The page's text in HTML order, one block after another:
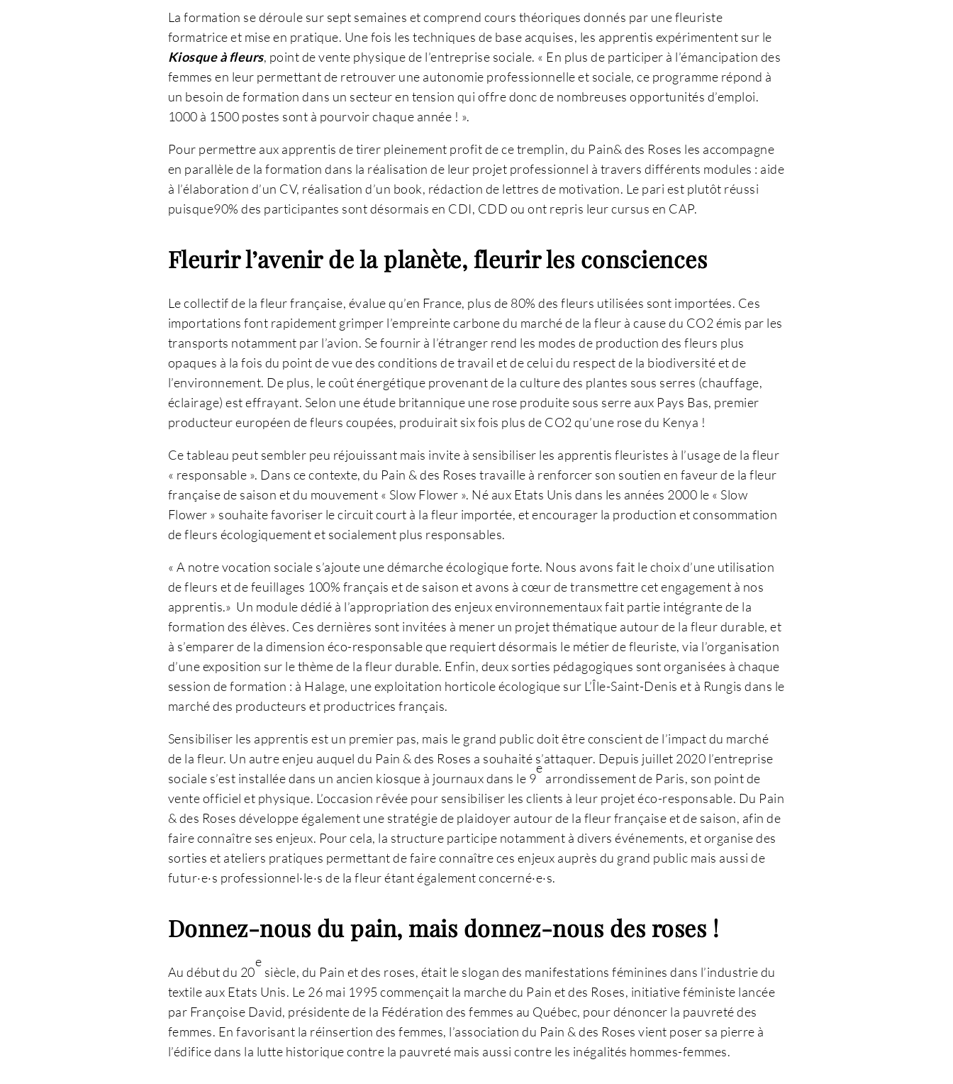
La formation se déroule sur sept semaines et comprend cours théoriques donnés par une fleuriste
formatrice et mise en pratique. Une fois les techniques de base acquises, les apprentis expérimentent sur le
Kiosque à fleurs, point de vente physique de l’entreprise sociale. « En plus de participer à l’émancipation des
femmes en leur permettant de retrouver une autonomie professionnelle et sociale, ce programme répond à
un besoin de formation dans un secteur en tension qui offre donc de nombreuses opportunités d’emploi.
1000 à 1500 postes sont à pourvoir chaque année ! ».
Pour permettre aux apprentis de tirer pleinement profit de ce tremplin, du Pain& des Roses les accompagne
en parallèle de la formation dans la réalisation de leur projet professionnel à travers différents modules : aide
à l’élaboration d’un CV, réalisation d’un book, rédaction de lettres de motivation. Le pari est plutôt réussi
puisque90% des participantes sont désormais en CDI, CDD ou ont repris leur cursus en CAP.
Fleurir l’avenir de la planète, fleurir les consciences
Le collectif de la fleur française, évalue qu’en France, plus de 80% des fleurs utilisées sont importées. Ces
importations font rapidement grimper l’empreinte carbone du marché de la fleur à cause du CO2 émis par les
transports notamment par l’avion. Se fournir à l’étranger rend les modes de production des fleurs plus
opaques à la fois du point de vue des conditions de travail et de celui du respect de la biodiversité et de
l’environnement. De plus, le coût énergétique provenant de la culture des plantes sous serres (chauffage,
éclairage) est effrayant. Selon une étude britannique une rose produite sous serre aux Pays Bas, premier
producteur européen de fleurs coupées, produirait six fois plus de CO2 qu’une rose du Kenya !
Ce tableau peut sembler peu réjouissant mais invite à sensibiliser les apprentis fleuristes à l’usage de la fleur
« responsable ». Dans ce contexte, du Pain & des Roses travaille à renforcer son soutien en faveur de la fleur
française de saison et du mouvement « Slow Flower ». Né aux Etats Unis dans les années 2000 le « Slow
Flower » souhaite favoriser le circuit court à la fleur importée, et encourager la production et consommation
de fleurs écologiquement et socialement plus responsables.
« A notre vocation sociale s’ajoute une démarche écologique forte. Nous avons fait le choix d’une utilisation
de fleurs et de feuillages 100% français et de saison et avons à cœur de transmettre cet engagement à nos
apprentis.» Un module dédié à l’appropriation des enjeux environnementaux fait partie intégrante de la
formation des élèves. Ces dernières sont invitées à mener un projet thématique autour de la fleur durable, et
à s’emparer de la dimension éco-responsable que requiert désormais le métier de fleuriste, via l’organisation
d’une exposition sur le thème de la fleur durable. Enfin, deux sorties pédagogiques sont organisées à chaque
session de formation : à Halage, une exploitation horticole écologique sur L’Île-Saint-Denis et à Rungis dans le
marché des producteurs et productrices français.
Sensibiliser les apprentis est un premier pas, mais le grand public doit être conscient de l’impact du marché
de la fleur. Un autre enjeu auquel du Pain & des Roses a souhaité s’attaquer. Depuis juillet 2020 l’entreprise
sociale s’est installée dans un ancien kiosque à journaux dans le 9
e
arrondissement de Paris, son point de
vente officiel et physique. L’occasion rêvée pour sensibiliser les clients à leur projet éco-responsable. Du Pain
& des Roses développe également une stratégie de plaidoyer autour de la fleur française et de saison, afin de
faire connaître ses enjeux. Pour cela, la structure participe notamment à divers événements, et organise des
sorties et ateliers pratiques permettant de faire connaître ces enjeux auprès du grand public mais aussi de
futur·e·s professionnel·le·s de la fleur étant également concerné·e·s.
Donnez-nous du pain, mais donnez-nous des roses !
Au début du 20
e
siècle, du Pain et des roses, était le slogan des manifestations féminines dans l’industrie du
textile aux Etats Unis. Le 26 mai 1995 commençait la marche du Pain et des Roses, initiative féministe lancée
par Françoise David, présidente de la Fédération des femmes au Québec, pour dénoncer la pauvreté des
femmes. En favorisant la réinsertion des femmes, l’association du Pain & des Roses vient poser sa pierre à
l’édifice dans la lutte historique contre la pauvreté mais aussi contre les inégalités hommes-femmes.